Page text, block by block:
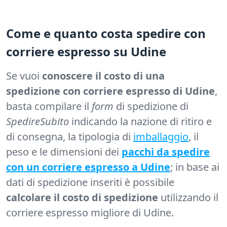
Come e quanto costa spedire con
corriere espresso su Udine
Se vuoi conoscere il costo di una
spedizione con corriere espresso di Udine,
basta compilare il form di spedizione di
SpedireSubito indicando la nazione di ritiro e
di consegna, la tipologia di imballaggio, il
peso e le dimensioni dei pacchi da spedire
con un corriere espresso a Udine; in base ai
dati di spedizione inseriti è possibile
calcolare il costo di spedizione utilizzando il
corriere espresso migliore di Udine.